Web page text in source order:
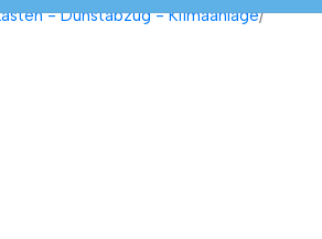
- Dunstabzug - Klimaanlage